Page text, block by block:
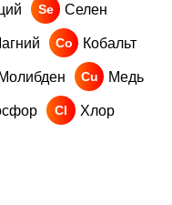
Se Селен
Co Кобальт
Молибден Cu Медь
Cl Хлор